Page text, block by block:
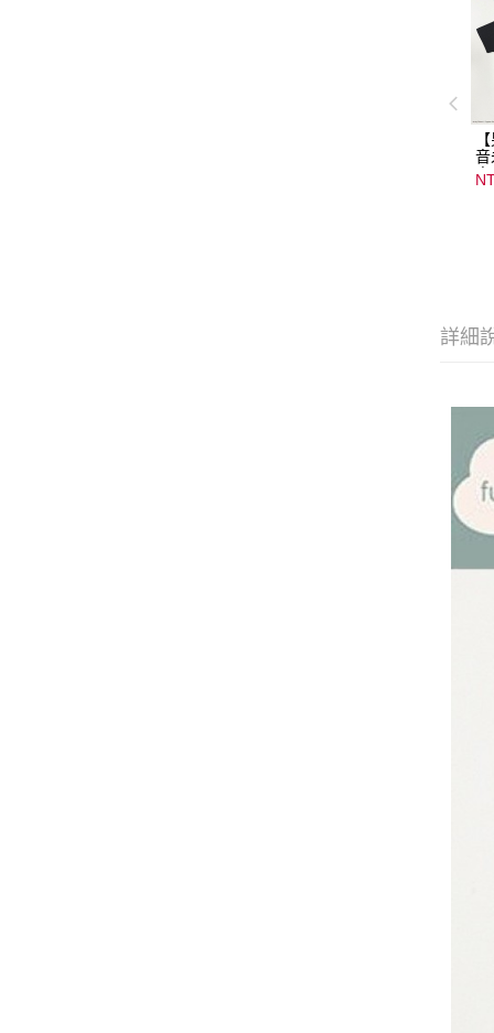
音
詳細